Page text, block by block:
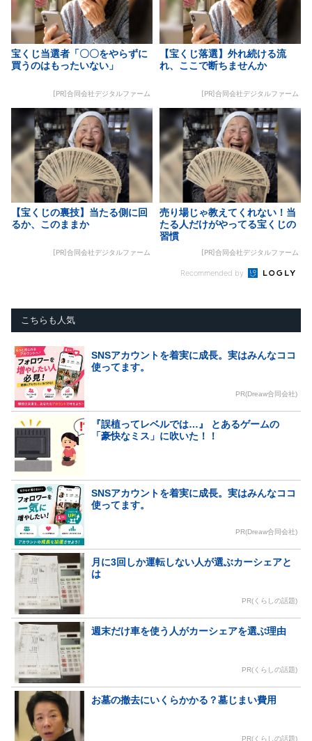
宝くじ当選者「〇〇をやらずに
買うのはもったいない」
[PR]合同会社デジタルファーム
【宝くじ落選】外れ続ける流
れ、ここで断ちませんか
[PR]合同会社デジタルファーム
【宝くじの裏技】当たる側に回
るか、このままか
[PR]合同会社デジタルファーム
売り場じゃ教えてくれない！当
たる人だけがやってる宝くじの
習慣
[PR]合同会社デジタルファーム
Recommended by
こちらも人気
SNSアカウントを着実に成長。実はみんなココ
使ってます。
PR(Dreaw合同会社)
『誤植ってレベルでは…』 とあるゲームの
「豪快なミス」に吹いた！！
SNSアカウントを着実に成長。実はみんなココ
使ってます。
PR(Dreaw合同会社)
月に3回しか運転しない人が選ぶカーシェアと
は
PR(くらしの話題)
週末だけ車を使う人がカーシェアを選ぶ理由
PR(くらしの話題)
お墓の撤去にいくらかかる？墓じまい費用
PR(くらしの話題)